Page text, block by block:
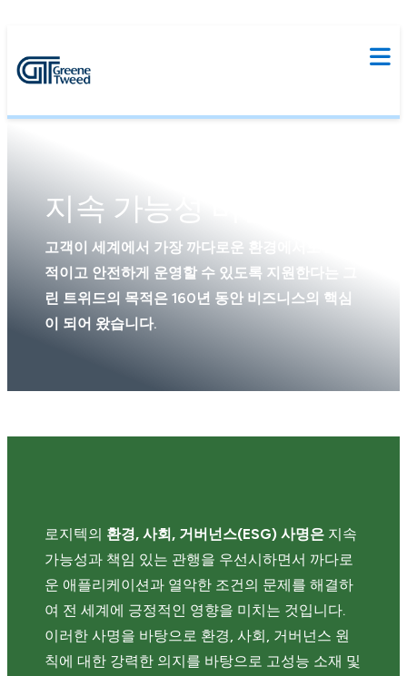
지속 가능성 비전
고객이 세계에서 가장 까다로운 환경에서도 효율
적이고 안전하게 운영할 수 있도록 지원한다는 그
린 트위드의 목적은 160년 동안 비즈니스의 핵심
이 되어 왔습니다.
로지텍의 환경, 사회, 거버넌스(ESG) 사명은 지속
가능성과 책임 있는 관행을 우선시하면서 까다로
운 애플리케이션과 열악한 조건의 문제를 해결하
여 전 세계에 긍정적인 영향을 미치는 것입니다.
이러한 사명을 바탕으로 환경, 사회, 거버넌스 원
칙에 대한 강력한 의지를 바탕으로 고성능 소재 및